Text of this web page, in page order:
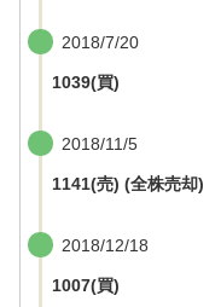
2018/7/20
1039(買)
2018/11/5
1141(売) (全株売却)
2018/12/18
1007(買)